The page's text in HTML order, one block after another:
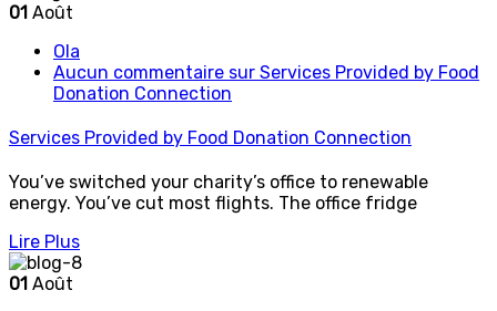
01 Août
Ola
Aucun commentaire sur Services Provided by Food
Donation Connection
Services Provided by Food Donation Connection
You’ve switched your charity’s office to renewable
energy. You’ve cut most flights. The office fridge
Lire Plus
01 Août